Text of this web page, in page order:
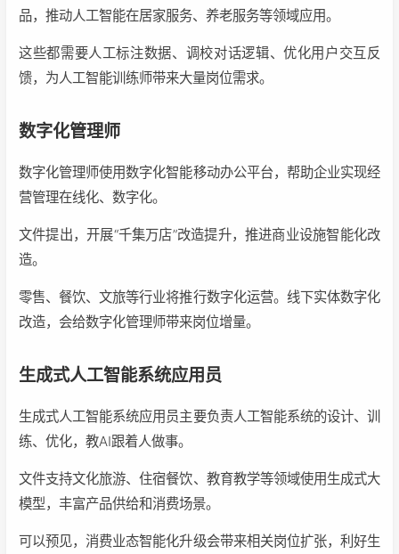
品，推动人工智能在居家服务、养老服务等领域应用。
这些都需要人工标注数据、调校对话逻辑、优化用户交互反
馈，为人工智能训练师带来大量岗位需求。
数字化管理师
数字化管理师使用数字化智能移动办公平台，帮助企业实现经
营管理在线化、数字化。
文件提出，开展“千集万店”改造提升，推进商业设施智能化改
造。
零售、餐饮、文旅等行业将推行数字化运营。线下实体数字化
改造，会给数字化管理师带来岗位增量。
生成式人工智能系统应用员
生成式人工智能系统应用员主要负责人工智能系统的设计、训
练、优化，教AI跟着人做事‌。
文件支持文化旅游、住宿餐饮、教育教学等领域使用生成式大
模型，丰富产品供给和消费场景。
可以预见，消费业态智能化升级会带来相关岗位扩张，利好生